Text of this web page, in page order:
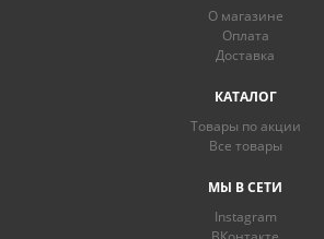
О магазине
Оплата
Доставка
КАТАЛОГ
Товары по акции
Все товары
МЫ В СЕТИ
Instagram